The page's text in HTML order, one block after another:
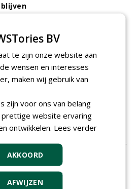
maar ook inspectie. Kennis
dat partijen hun eigen vlees
genoeg keuren.TSD
van beheersystemen, heeft
en nauwkeurig registreert
geschouwd en wat hij of zij
waargenomen: KORapp.
2014
14 sec
tegen
u loopt als consument door de
BV
te zijn onze website aan
wensen en interesses
maken wij gebruik van
zijn voor ons van belang
prettige website ervaring
ontwikkelen. Lees verder
AKKOORD
AFWIJZEN